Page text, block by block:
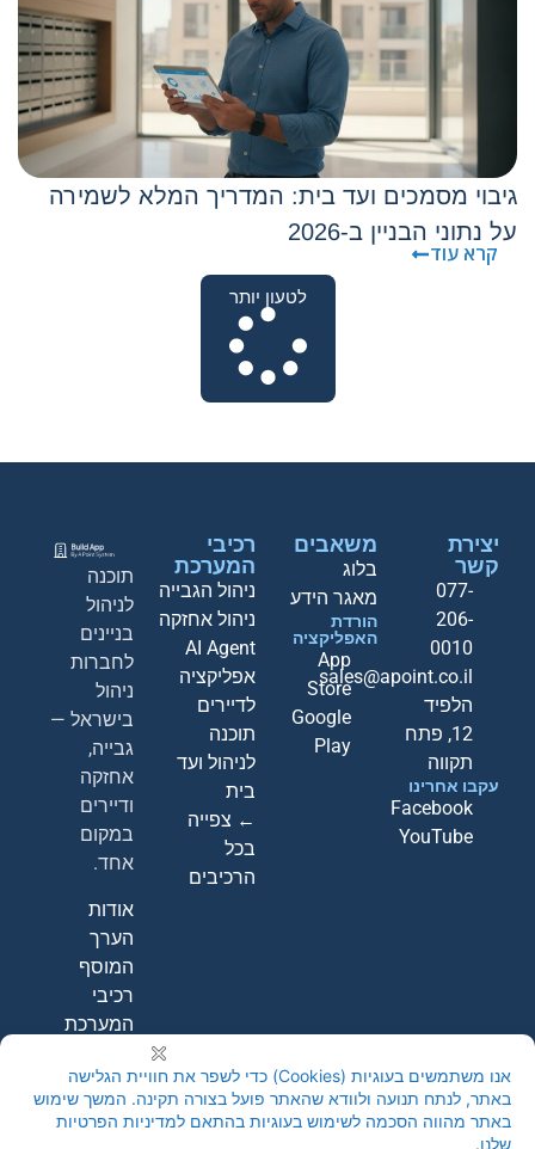
גיבוי מסמכים ועד בית: המדריך המלא לשמירה
על נתוני הבניין ב-2026
קרא עוד
לטעון יותר
תוכנה
לניהול
בניינים
לחברות
ניהול
בישראל —
גבייה,
אחזקה
ודיירים
במקום
אחד.
אודות
הערך
המוסף
רכיבי
המערכת
הדגמה
חינם
←
רכיבי
המערכת
ניהול הגבייה
ניהול אחזקה
AI Agent
אפליקציה
לדיירים
תוכנה
לניהול ועד
בית
← צפייה
בכל
הרכיבים
משאבים
בלוג
מאגר הידע
הורדת
האפליקציה
App
Store
Google
Play
יצירת
קשר
077-
206-
0010
sales@apoint.co.il
הלפיד
12, פתח
תקווה
עקבו אחרינו
Facebook
YouTube